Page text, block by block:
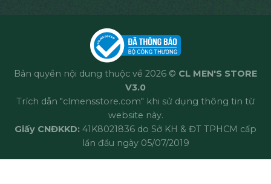
Bản quyền nội dung thuộc về 2026 © CL MEN'S STORE
V3.0
Trích dẫn "clmensstore.com" khi sử dụng thông tin từ
website này.
Giấy CNĐKKD: 41K8021836 do Sở KH & ĐT TPHCM cấp
lần đầu ngày 05/07/2019